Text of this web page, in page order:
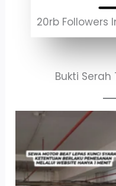
20rb Followers
Bukti